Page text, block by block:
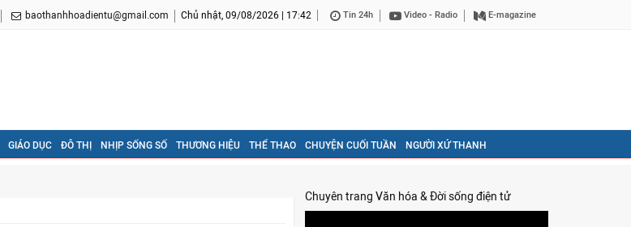
baothanhhoadientu@gmail.com Chủ nhật, 09/08/2026 | 17:42 Tin 24h Video - Radio E-magazine
GIÁO DỤC ĐÔ THỊ NHỊP SỐNG SỐ THƯƠNG HIỆU THỂ THAO CHUYỆN CUỐI TUẦN NGƯỜI XỨ THANH
Chuyên trang Văn hóa & Đời sống điện tử